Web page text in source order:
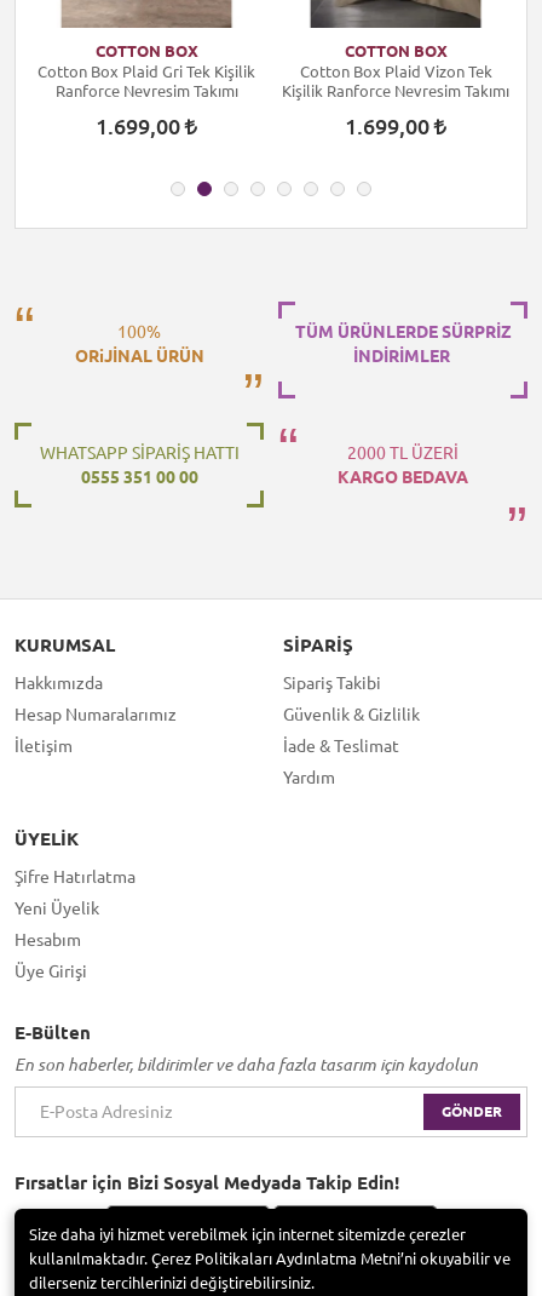
COTTON BOX
Cotton Box Plaid Gri Tek Kişilik
Ranforce Nevresim Takımı
1.699,00
COTTON BOX
Cotton Box Plaid Vizon Tek
Kişilik Ranforce Nevresim Takımı
1.699,00
100%
ORiJİNAL ÜRÜN
TÜM ÜRÜNLERDE SÜRPRİZ
İNDİRİMLER
WHATSAPP SİPARİŞ HATTI
0555 351 00 00
2000 TL ÜZERİ
KARGO BEDAVA
KURUMSAL
Hakkımızda
Hesap Numaralarımız
İletişim
SIPARIŞ
Sipariş Takibi
Güvenlik & Gizlilik
İade & Teslimat
Yardım
ÜYELIK
Şifre Hatırlatma
Yeni Üyelik
Hesabım
Üye Girişi
E-Bülten
En son haberler, bildirimler ve daha fazla tasarım için kaydolun
GÖNDER
Fırsatlar için Bizi Sosyal Medyada Takip Edin!
Size daha iyi hizmet verebilmek için internet sitemizde çerezler
kullanılmaktadır. Çerez Politikaları Aydınlatma Metni’ni okuyabilir ve
dilerseniz tercihlerinizi değiştirebilirsiniz.